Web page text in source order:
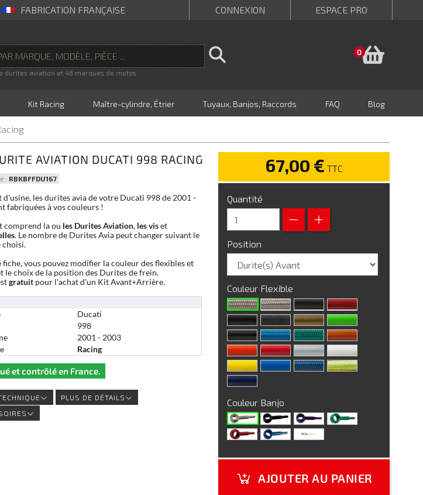
FABRICATION FRANÇAISE CONNEXION ESPACE PRO
durites aviation et 48 marques de motos
0
Kit Racing Maître-cylindre, Étrier Tuyaux, Banjos, Raccords FAQ Blog
AVIATION DUCATI 998 RACING
: RBKBFFDU167
d'usine, les durites avia de votre Ducati 998 de 2001 -
fabriquées à vos couleurs !
comprend la ou les Durites Aviation, les viset
. Le nombre de Durites Avia peut changer suivant le
choisi.
fiche, vous pouvez modifier la couleur des flexibles et
le choix de la position des Durites de frein.
gratuitpour l'achat d'un Kit Avant+Arrière.
Ducati
998
2001 - 2003
Racing
et contrôlé en France.
PLUS DE DÉTAILS
67,00 € TTC
Quantité
Position
Couleur Flexible
Couleur Banjo
AJOUTER AU PANIER